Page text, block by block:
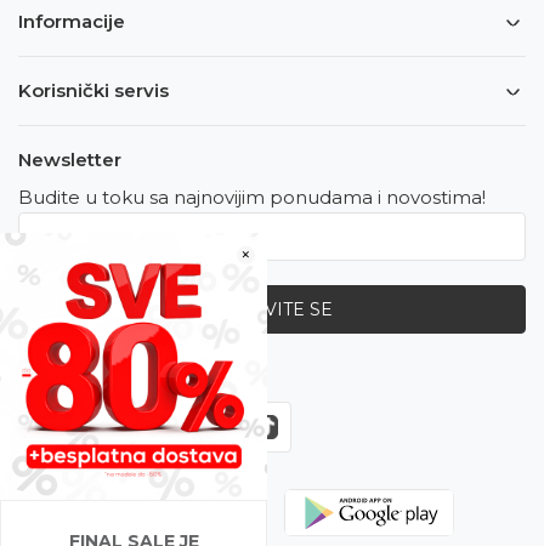
×
FINAL SALE JE
Informacije
Korisnički servis
Newsletter
Budite u toku sa najnovijim ponudama i novostima!
PRIJAVITE SE
Zapratite nas